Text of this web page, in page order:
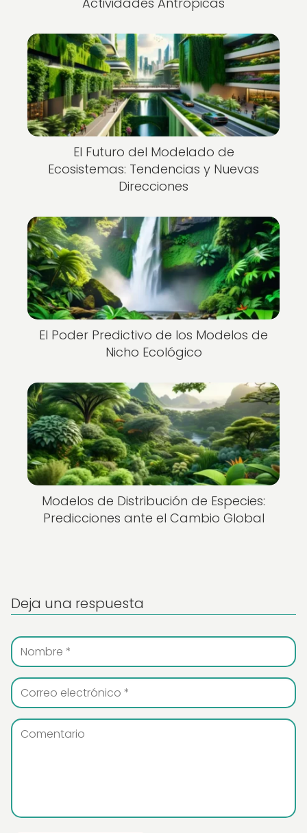
El Futuro del Modelado de
Ecosistemas: Tendencias y Nuevas
Direcciones
El Poder Predictivo de los Modelos de
Nicho Ecológico
Modelos de Distribución de Especies:
Predicciones ante el Cambio Global
Deja una respuesta